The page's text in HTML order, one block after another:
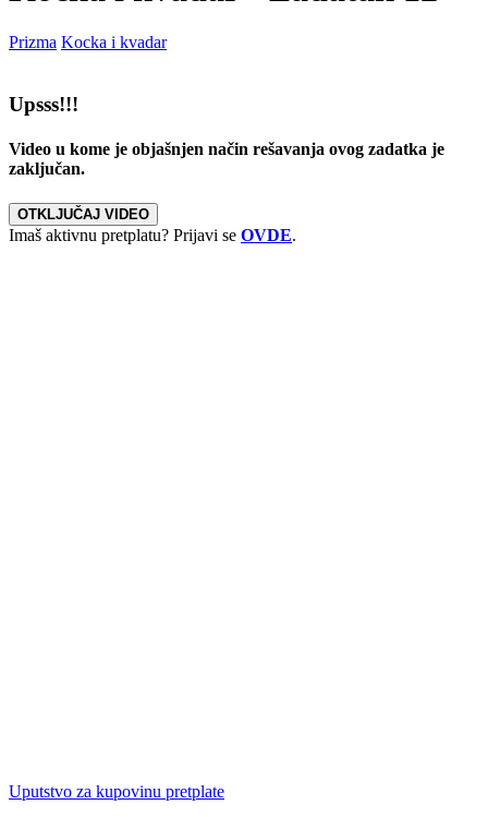
Prizma Kocka i kvadar
Upsss!!!
Video u kome je objašnjen način rešavanja ovog zadatka je
zaključan.
OTKLJUČAJ VIDEO
Imaš aktivnu pretplatu? Prijavi se OVDE.
Uputstvo za kupovinu pretplate